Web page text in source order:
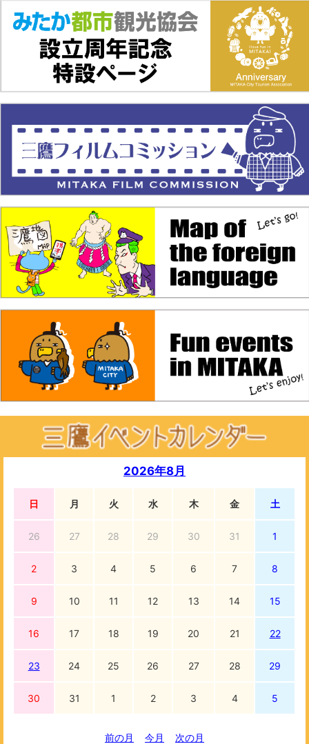
2026年8月
日 月 火 水 木 金 土
26 27 28 29 30 31 1
2 3 4 5 6 7 8
9 10 11 12 13 14 15
16 17 18 19 20 21 22
23 24 25 26 27 28 29
30 31 1 2 3 4 5
前の月 今月 次の月